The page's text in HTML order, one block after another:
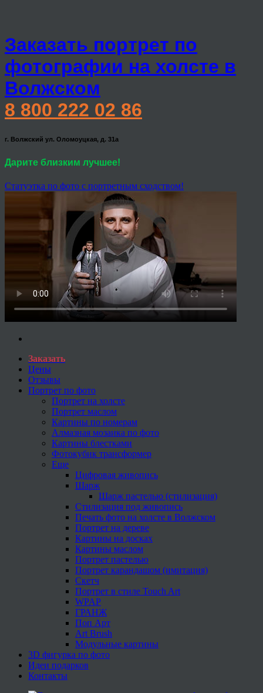
Заказать портрет по
фотографии на холсте в
Волжском
8 800 222 02 86
г. Волжский ул. Оломоуцкая, д. 31а
Дарите близким лучшее!
Статуэтка по фото с портретным сходством!
Заказать
Цены
Отзывы
Портрет по фото
Портрет на холсте
Портрет маслом
Картины по номерам
Алмазная мозаика по фото
Картины блестками
Фотокубик трансформер
Еще
Цифровая живопись
Шарж
Шарж пастелью (стилизация)
Стилизация под живопись
Печать фото на холсте в Волжском
Портрет на дереве
Картины на досках
Картины маслом
Портрет пастелью
Портрет карандашом (имитация)
Скетч
Портрет в стиле Touch Art
WPAP
ГРАНЖ
Поп Арт
Art Brush
Модульные картины
3D фигурка по фото
Идеи подарков
Контакты